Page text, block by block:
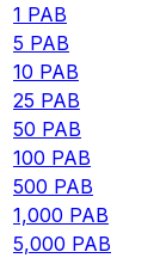
1 PAB
5 PAB
10 PAB
25 PAB
50 PAB
100 PAB
500 PAB
1,000 PAB
5,000 PAB